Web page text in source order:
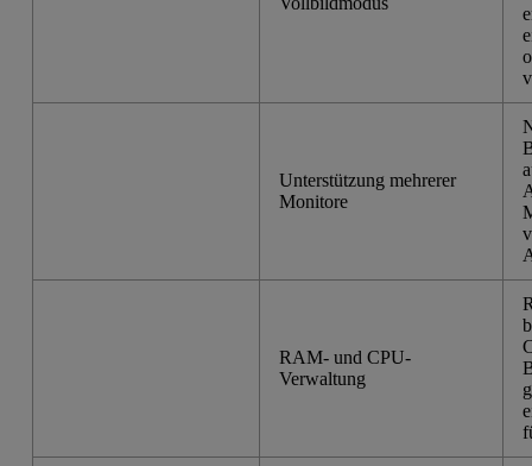
Unterstützung mehrerer
Monitore
RAM- und CPU-
Verwaltung